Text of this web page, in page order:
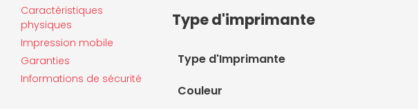
Caractéristiques
physiques
Impression mobile
Garanties
Informations de sécurité
Type d'imprimante
Type d'Imprimante
Couleur